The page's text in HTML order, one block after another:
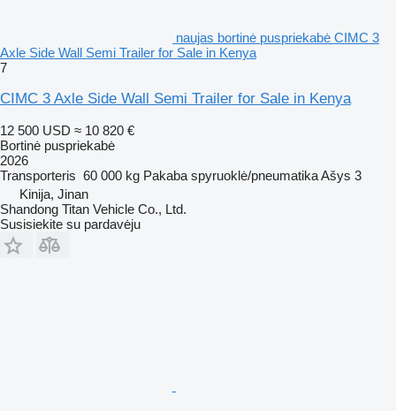
naujas bortinė puspriekabė CIMC 3
Axle Side Wall Semi Trailer for Sale in Kenya
7
CIMC 3 Axle Side Wall Semi Trailer for Sale in Kenya
12 500 USD ≈ 10 820 €
Bortinė puspriekabė
2026
Transporteris 60 000 kg Pakaba spyruoklė/pneumatikaAšys 3
Kinija, Jinan
Shandong Titan Vehicle Co., Ltd.
Susisiekite su pardavėju